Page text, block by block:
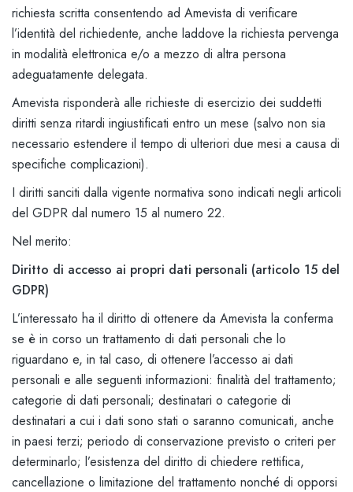
richiesta scritta consentendo ad Amevista di verificare
l’identità del richiedente, anche laddove la richiesta pervenga
in modalità elettronica e/o a mezzo di altra persona
adeguatamente delegata.
Amevista risponderà alle richieste di esercizio dei suddetti
diritti senza ritardi ingiustificati entro un mese (salvo non sia
necessario estendere il tempo di ulteriori due mesi a causa di
specifiche complicazioni).
I diritti sanciti dalla vigente normativa sono indicati negli articoli
del GDPR dal numero 15 al numero 22.
Nel merito:
Diritto di accesso ai propri dati personali (articolo 15 del
GDPR)
L’interessato ha il diritto di ottenere da Amevista la conferma
se è in corso un trattamento di dati personali che lo
riguardano e, in tal caso, di ottenere l’accesso ai dati
personali e alle seguenti informazioni: finalità del trattamento;
categorie di dati personali; destinatari o categorie di
destinatari a cui i dati sono stati o saranno comunicati, anche
in paesi terzi; periodo di conservazione previsto o criteri per
determinarlo; l’esistenza del diritto di chiedere rettifica,
cancellazione o limitazione del trattamento nonché di opporsi